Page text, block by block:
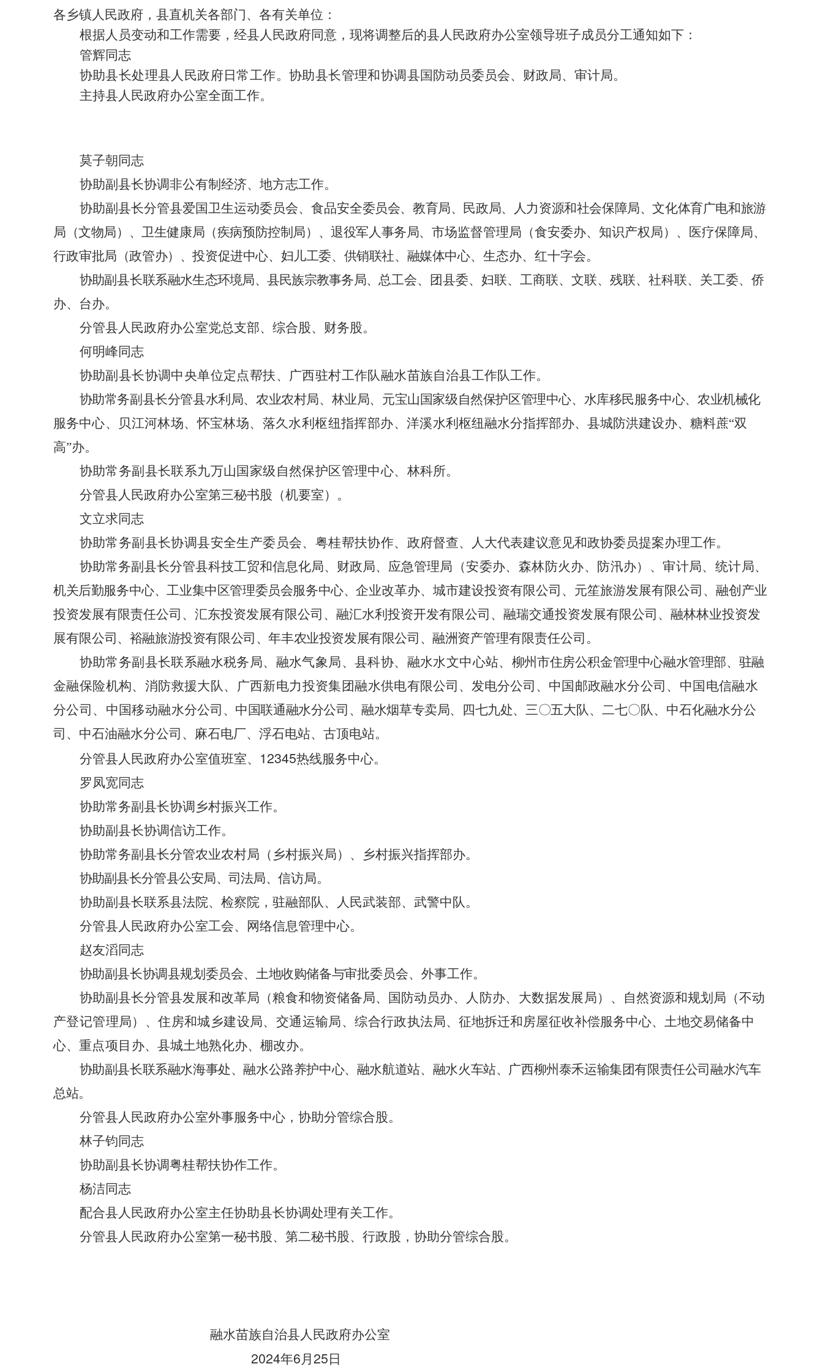
各乡镇人民政府，县直机关各部门、各有关单位：
根据人员变动和工作需要，经县人民政府同意，现将调整后的县人民政府办公室领导班子成员分工通知如下：
管辉同志
协助县长处理县人民政府日常工作。协助县长管理和协调县国防动员委员会、财政局、审计局。
主持县人民政府办公室全面工作。
莫子朝同志
协助副县长协调非公有制经济、地方志工作。
协助副县长分管县爱国卫生运动委员会、食品安全委员会、教育局、民政局、人力资源和社会保障局、文化体育广电和旅游
局（文物局）、卫生健康局（疾病预防控制局）、退役军人事务局、市场监督管理局（食安委办、知识产权局）、医疗保障局、
行政审批局（政管办）、投资促进中心、妇儿工委、供销联社、融媒体中心、生态办、红十字会。
协助副县长联系融水生态环境局、县民族宗教事务局、总工会、团县委、妇联、工商联、文联、残联、社科联、关工委、侨
办、台办。
分管县人民政府办公室党总支部、综合股、财务股。
何明峰同志
协助副县长协调中央单位定点帮扶、广西驻村工作队融水苗族自治县工作队工作。
协助常务副县长分管县水利局、农业农村局、林业局、元宝山国家级自然保护区管理中心、水库移民服务中心、农业机械化
服务中心、贝江河林场、怀宝林场、落久水利枢纽指挥部办、洋溪水利枢纽融水分指挥部办、县城防洪建设办、糖料蔗“双
高”办。
协助常务副县长联系九万山国家级自然保护区管理中心、 林科所。
分管县人民政府办公室第三秘书股（机要室）。
文立求同志
协助常务副县长协调县安全生产委员会、粤桂帮扶协作、 政府督查、人大代表建议意见和政协委员提案办理工作。
协助常务副县长分管县科技工贸和信息化局、财政局、应急管理局（安委办、森林防火办、防汛办）、审计局、统计局、
机关后勤服务中心、工业集中区管理委员会服务中心、企业改革办、城市建设投资有限公司、元笙旅游发展有限公司、融创产业
投资发展有限责任公司、汇东投资发展有限公司、融汇水利投资开发有限公司、融瑞交通投资发展有限公司、融林林业投资发
展有限公司、裕融旅游投资有限公司、年丰农业投资发展有限公司、融洲资产管理有限责任公司。
协助常务副县长联系融水税务局、融水气象局、县科协、融水水文中心站、 柳州市住房公积金管理中心融水管理部、驻融
金融保险机构、消防救援大队、广西新电力投资集团融水供电有限公司、发电分公司、 中国邮政融水分公司、中国电信融水
分公司、中国移动融水分公司、中国联通融水分公司、融水烟草专卖局、四七九处、三〇五大队、二七〇队、中石化融水分公
司、中石油融水分公司、麻石电厂、浮石电站、古顶电站。
分管县人民政府办公室值班室、 12345热线服务中心。
罗凤宽同志
协助常务副县长协调乡村振兴工作。
协助副县长协调信访工作。
协助常务副县长分管农业农村局（乡村振兴局）、乡村振兴指挥部办。
协助副县长分管县公安局、司法局、 信访局。
协助副县长联系县法院、检察院，驻融部队、人民武装部、武警中队。
分管县人民政府办公室工会、网络信息管理中心。
赵友滔同志
协助副县长协调县规划委员会、土地收购储备与审批委员会、外事工作。
协助副县长分管县发展和改革局（粮食和物资储备局、国防动员办、人防办、大数据发展局）、
自然资源和规划局（不动
产登记管理局）、住房和城乡建设局、交通运输局、综合行政执法局、征地拆迁和房屋征收补偿服务中心、土地交易储备中
心、 重点项目办、县城土地熟化办、棚改办。
协助副县长联系融水海事处、融水公路养护中心、融水航道站、 融水火车站、广西柳州泰禾运输集团有限责任公司融水汽车
总站。
分管县人民政府办公室外事服务中心，协助分管综合股。
林子钧同志
协助副县长协调粤桂帮扶协作工作。
杨洁同志
配合县人民政府办公室主任协助县长协调处理有关工作。
分管县人民政府办公室第一秘书股、第二秘书股、行政股，协助分管综合股。
融水苗族自治县人民政府办公室
2024年6月 25 日